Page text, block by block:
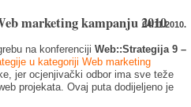
marketing kampanju 2010
04.11.2010.
na konferenciji Web::Strategija 9 –
u kategoriji Web marketing
jer ocjenjivački odbor ima sve teže
projekata. Ovaj puta dodijeljeno je